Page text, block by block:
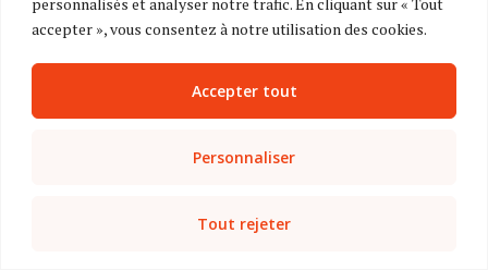
accepter », vous consentez à notre utilisation des cookies.
Personnaliser
Tout rejeter
Accepter tout